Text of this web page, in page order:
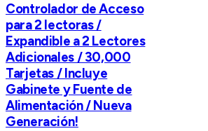
Controlador de Acceso
para 2 lectoras /
Expandible a 2 Lectores
Adicionales / 30,000
Tarjetas / Incluye
Gabinete y Fuente de
Alimentación / Nueva
Generación!